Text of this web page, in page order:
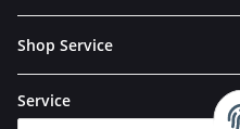
Shop Service
Service